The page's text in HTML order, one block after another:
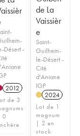
Désert -
2012
de 3
0
de La
Vaissièr
e
Saint-
Guilhem-
le-Désert -
Cité
d'Aniane
IGP
2024
Lot de 1
magnum
| 2 en
stock